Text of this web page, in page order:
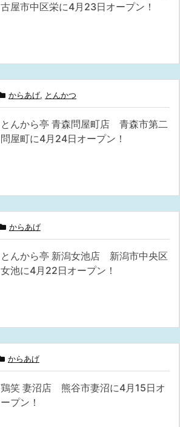
古屋市中区栄に4月23日オープン！
からあげ, とんかつ
とんから亭 青森問屋町店 青森市第二
問屋町に4月24日オープン！
からあげ
とんから亭 新潟女池店 新潟市中央区
女池に4月22日オープン！
からあげ
鶏笑 妻沼店 熊谷市妻沼に4月15日オ
ープン！